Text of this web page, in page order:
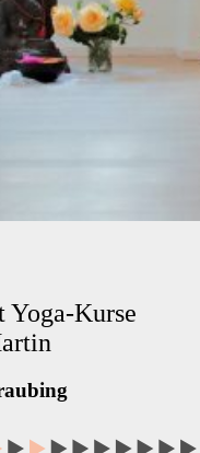
Kurse